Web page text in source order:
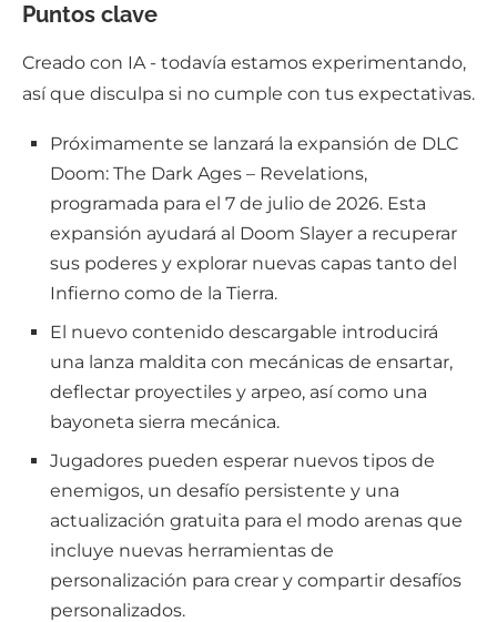
Puntos clave
Creado con IA - todavía estamos experimentando,
así que disculpa si no cumple con tus expectativas.
Próximamente se lanzará la expansión de DLC
Doom: The Dark Ages – Revelations,
programada para el 7 de julio de 2026. Esta
expansión ayudará al Doom Slayer a recuperar
sus poderes y explorar nuevas capas tanto del
Infierno como de la Tierra.
El nuevo contenido descargable introducirá
una lanza maldita con mecánicas de ensartar,
deflectar proyectiles y arpeo, así como una
bayoneta sierra mecánica.
Jugadores pueden esperar nuevos tipos de
enemigos, un desafío persistente y una
actualización gratuita para el modo arenas que
incluye nuevas herramientas de
personalización para crear y compartir desafíos
personalizados.